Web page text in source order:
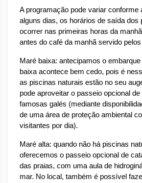
A programação pode variar conforme
alguns dias, os horários de saída dos
ocorrer nas primeiras horas da
antes do café da manhã servido
Maré baixa: antecipamos o
baixa acontece bem cedo, pois é
as piscinas naturais estão no seu
pode aproveitar o passeio opcional
famosas galés (mediante
de uma área de proteção ambiental
visitantes por dia).
Maré alta: quando não há piscinas
oferecemos o passeio opcional de
das praias, com uma aula de
mar. No local, também é possível